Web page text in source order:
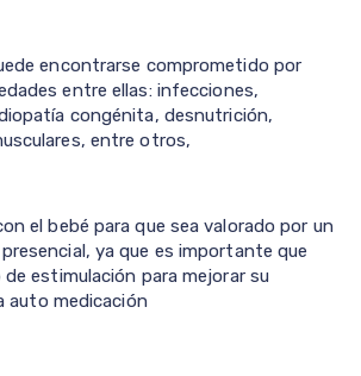
encontrarse comprometido por
entre ellas: infecciones,
congénita, desnutrición,
entre otros,
el bebé para que sea valorado por un
ya que es importante que
estimulación para mejorar su
auto medicación